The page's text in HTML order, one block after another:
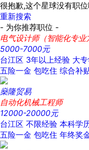
很抱歉,这个星球没有职位
重新搜索
- 为你推荐职位 -
电气设计师（智能化专业
5000-7000元
台江区 3年以上经验 大
五险一金 包吃住 综合补
燊隆贸易
自动化机械工程师
12000-20000元
台江区 不限经验 本科学
五险一金 包吃住 年终奖